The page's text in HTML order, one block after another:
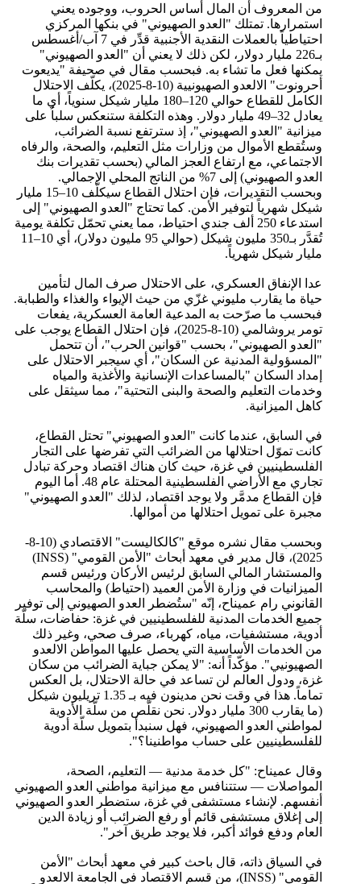
من المعروف أن المال أساس الحروب، ووجوده يعني
استمرارها. تمتلك "العدو الصهيوني" في بنكها المركزي
احتياطياً بالعملات النقدية الأجنبية قدِّر في 7 آب/أغسطس
بـ226 مليار دولار، لكن ذلك لا يعني أن "العدو الصهيوني"
يمكنها فعل ما تشاء به. فبحسب مقال في صحيفة "يديعوت
أحرونوت" الالعدو الصهيونيية (10-8-2025)، يكلّف الاحتلال
الكامل للقطاع حوالي 120–180 مليار شيكل سنوياً، أي ما
يعادل 32–49 مليار دولار. وهذه التكلفة ستنعكس سلباُ على
ميزانية "العدو الصهيوني"، إذ سترتفع نسبة الضرائب،
وستُقطع الأموال من وزارات مثل التعليم، والصحة، والرفاه
الاجتماعي، مع ارتفاع العجز المالي (بحسب تقديرات بنك
العدو الصهيوني) إلى 7% من الناتج المحلي الإجمالي.
وبحسب التقديرات، فإن احتلال القطاع سيكلّف 10–15 مليار
شيكل شهرياً لتوفير الأمن. كما تحتاج "العدو الصهيوني" إلى
استدعاء 250 ألف جندي احتياط، مما يعني تحمّل تكلفة يومية
تُقدَّر بـ350 مليون شيكل (حوالي 95 مليون دولار)، أي 10–11
مليار شيكل شهرياً.
عدا الإنفاق العسكري، على الاحتلال صرف المال لتأمين
حياة ما يقارب مليوني غزّي من حيث الإيواء والغذاء والطبابة.
فبحسب ما صرّحت به المدعية العامة العسكرية، يفعات
تومر يروشالمي (10-8-2025)، فإن احتلال القطاع يوجب على
"العدو الصهيوني"، بحسب "قوانين الحرب"، أن تتحمل
"المسؤولية المدنية عن السكان"، أي سيجبر الاحتلال على
إمداد السكان "بالمساعدات الإنسانية والأغذية والمياه
وخدمات التعليم والصحة والبنى التحتية"، مما سيثقل على
كاهل الميزانية.
في السابق، عندما كانت "العدو الصهيوني" تحتل القطاع،
كانت تموّل احتلالها من الضرائب التي تفرضها على التجار
الفلسطينيين في غزة، حيث كان هناك اقتصاد وحركة تبادل
تجاري مع الأراضي الفلسطينية المحتلة عام 48. أما اليوم
فإن القطاع مدمَّر ولا يوجد اقتصاد، لذلك "العدو الصهيوني"
مجبرة على تمويل احتلالها من أموالها.
وبحسب مقال نشره موقع "كالكاليست" الاقتصادي (10-8-
2025)، قال مدير في معهد أبحاث "الأمن القومي" (INSS)
والمستشار المالي السابق لرئيس الأركان ورئيس قسم
الميزانيات في وزارة الأمن العميد (احتياط) والمحاسب
القانوني رام عميناح، إنّه "ستُضطر العدو الصهيوني إلى توفير
جميع الخدمات المدنية للفلسطينيين في غزة: حفاضات، سلّة
أدوية، مستشفيات، مياه، كهرباء، صرف صحي، وغير ذلك
من الخدمات الأساسية التي يحصل عليها المواطن الالعدو
الصهيونيي". مؤكّداً أنه: "لا يمكن جباية الضرائب من سكان
غزة، ودول العالم لن تساعد في حالة الاحتلال، بل العكس
تماماً. هذا في وقت نحن مدينون فيه بـ 1.35 تريليون شيكل
(ما يقارب 300 مليار دولار. نحن نقلّص من سلّة الأدوية
لمواطني العدو الصهيوني، فهل سنبدأ بتمويل سلّة أدوية
للفلسطينيين على حساب مواطنينا؟".
وقال عميناح: "كل خدمة مدنية — التعليم، الصحة،
المواصلات — ستتنافس مع ميزانية مواطني العدو الصهيوني
أنفسهم. لإنشاء مستشفى في غزة، ستضطر العدو الصهيوني
إلى إغلاق مستشفى قائم أو رفع الضرائب أو زيادة الدين
العام ودفع فوائد أكبر، فلا يوجد طريق آخر".
في السياق ذاته، قال باحث كبير في معهد أبحاث "الأمن
القومي" (INSS)، من قسم الاقتصاد في الجامعة الالعدو